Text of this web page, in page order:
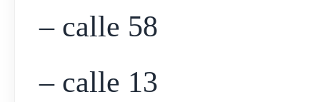
– calle 58
– calle 13